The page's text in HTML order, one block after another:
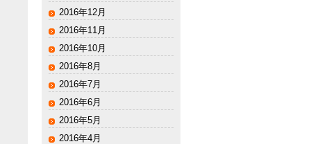
2016年12月
2016年11月
2016年10月
2016年8月
2016年7月
2016年6月
2016年5月
2016年4月